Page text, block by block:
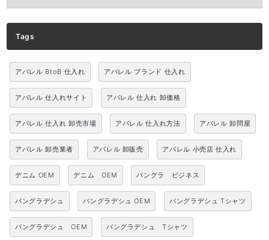
Tags
アパレル BtoB 仕入れ アパレル ブランド 仕入れ
アパレル 仕入れサイト アパレル 仕入れ 卸価格
アパレル 仕入れ 卸売市場 アパレル 仕入れ方法 アパレル 卸問屋
アパレル 卸売業者 アパレル 卸販売 アパレル 小売店 仕入れ
デニム OEM デニム OEM バングラ ビジネス
バングラデシュ バングラデシュ OEM バングラデシュ Tシャツ
バングラデシュ OEM バングラデシュ Tシャツ